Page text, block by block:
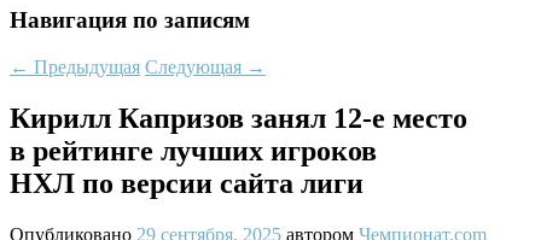
Навигация по записям
← Предыдущая Следующая →
Кирилл Капризов занял 12-е место
в рейтинге лучших игроков
НХЛ по версии сайта лиги
Опубликовано 29 сентября, 2025 автором Чемпионат.com